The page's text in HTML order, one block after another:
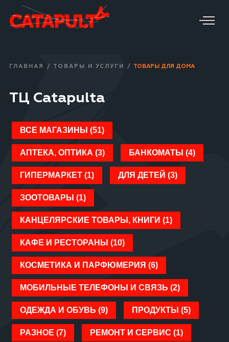
ГЛАВНАЯ / ТОВАРЫ И УСЛУГИ / ТОВАРЫ ДЛЯ ДОМА
ТЦ Catapulta
ВСЕ МАГАЗИНЫ (51)
АПТЕКА, ОПТИКА (3) БАНКОМАТЫ (4)
ГИПЕРМАРКЕТ (1) ДЛЯ ДЕТЕЙ (3)
ЗООТОВАРЫ (1)
КАНЦЕЛЯРСКИЕ ТОВАРЫ, КНИГИ (1)
КАФЕ И РЕСТОРАНЫ (10)
КОСМЕТИКА И ПАРФЮМЕРИЯ (6)
МОБИЛЬНЫЕ ТЕЛЕФОНЫ И СВЯЗЬ (2)
ОДЕЖДА И ОБУВЬ (9) ПРОДУКТЫ (5)
РАЗНОЕ (7) РЕМОНТ И СЕРВИС (1)